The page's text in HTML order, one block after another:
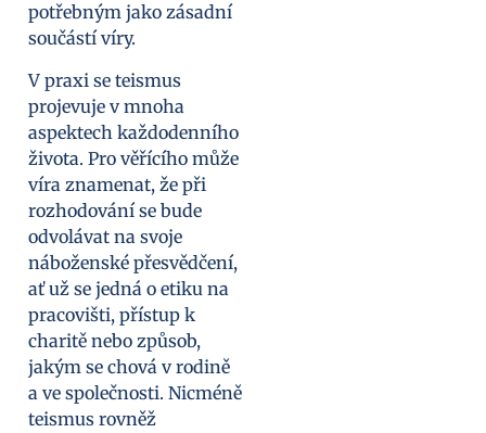
potřebným jako zásadní
součástí víry.
V praxi se teismus
projevuje v mnoha
aspektech každodenního
života. Pro věřícího může
víra znamenat, že při
rozhodování se bude
odvolávat na svoje
náboženské přesvědčení,
ať už se jedná o etiku na
pracovišti, přístup k
charitě nebo způsob,
jakým se chová v rodině
a ve společnosti. Nicméně
teismus rovněž